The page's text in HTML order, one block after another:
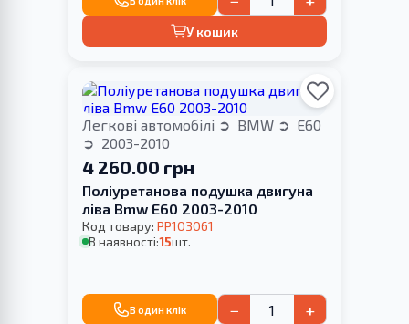
У кошик
Легкові автомобілі BMW
E60
2003-2010
4 260.00 грн
Поліуретанова подушка двигуна
ліва Bmw E60 2003-2010
Код товару: PP103061
В наявності:15шт.
В один клік − +